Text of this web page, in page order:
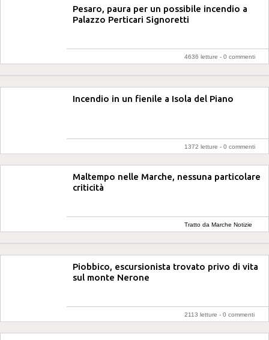
Pesaro, paura per un possibile incendio a
Palazzo Perticari Signoretti
4636 letture - 0 commenti
Incendio in un fienile a Isola del Piano
1372 letture - 0 commenti
Maltempo nelle Marche, nessuna particolare
criticità
Tratto da Marche Notizie
Piobbico, escursionista trovato privo di vita
sul monte Nerone
2113 letture - 0 commenti